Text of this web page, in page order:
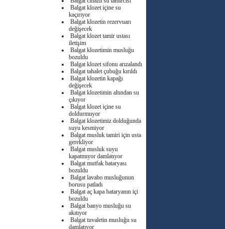
Balgat klozet içine su
kaçırıyor
Balgat klozetin rezervuarı
değişecek
Balgat klozet tamir ustası
iletişim
Balgat klozetimin musluğu
bozuldu
Balgat klozet sifonu arızalandı
Balgat tahalet çubuğu kırıldı
Balgat klozetin kapağı
değişecek
Balgat klozetimin altından su
çıkıyor
Balgat klozet içine su
doldurmuyor
Balgat klozetimiz dolduğunda
suyu kesmiyor
Balgat musluk tamiri için usta
gerekliyor
Balgat musluk suyu
kapatmıyor damlatıyor
Balgat mutfak bataryası
bozuldu
Balgat lavabo musluğunun
borusu patladı
Balgat aç kapa bataryanın içi
bozuldu
Balgat banyo musluğu su
akıtıyor
Balgat tuvaletin musluğu su
damlatıyor